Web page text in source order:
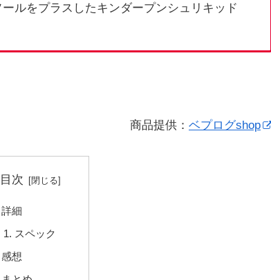
ルをプラスしたキンダープンシュリキッド
商品提供： ベプログshop
目次
詳細
スペック
感想